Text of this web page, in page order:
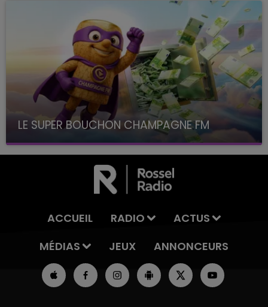
LE SUPER BOUCHON CHAMPAGNE FM
avec La Famille Champagne FM, à 8H10
ACCUEIL RADIO
ACTUS
MÉDIAS
JEUX ANNONCEURS